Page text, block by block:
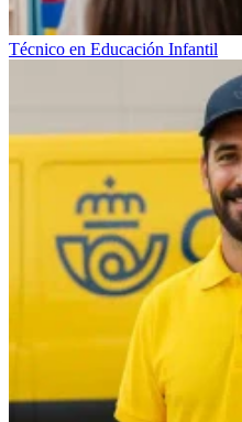
Técnico en Educación Infantil